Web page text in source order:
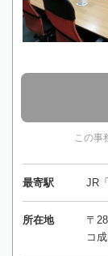
この事
最寄駅 JR
所在地
〒
コ